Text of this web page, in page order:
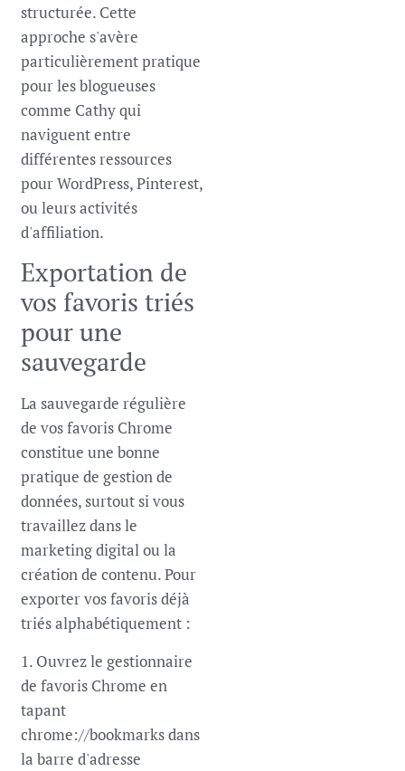
structurée. Cette
approche s'avère
particulièrement pratique
pour les blogueuses
comme Cathy qui
naviguent entre
différentes ressources
pour WordPress, Pinterest,
ou leurs activités
d'affiliation.
Exportation de
vos favoris triés
pour une
sauvegarde
La sauvegarde régulière
de vos favoris Chrome
constitue une bonne
pratique de gestion de
données, surtout si vous
travaillez dans le
marketing digital ou la
création de contenu. Pour
exporter vos favoris déjà
triés alphabétiquement :
1. Ouvrez le gestionnaire
de favoris Chrome en
tapant
chrome://bookmarks dans
la barre d'adresse